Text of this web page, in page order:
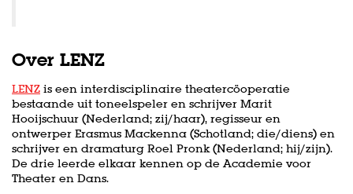
Over LENZ
LENZ is een interdisciplinaire theatercöoperatie
bestaande uit toneelspeler en schrijver Marit
Hooijschuur (Nederland; zij/haar), regisseur en
ontwerper Erasmus Mackenna (Schotland; die/diens) en
schrijver en dramaturg Roel Pronk (Nederland; hij/zijn).
De drie leerde elkaar kennen op de Academie voor
Theater en Dans.